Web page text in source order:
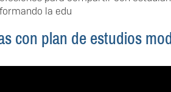
la edu
con plan de estudios